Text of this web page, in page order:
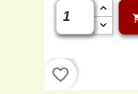
favorite_border